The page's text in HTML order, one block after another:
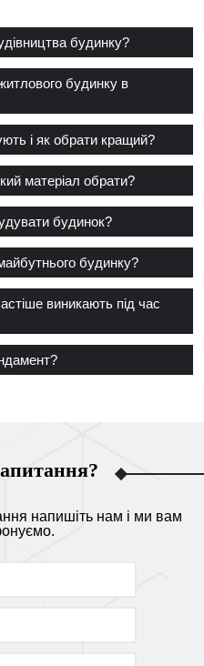
будинку?
будинку в
і як обрати кращий?
матеріал обрати?
будинок?
будинку?
виникають під час
напишіть нам і ми вам